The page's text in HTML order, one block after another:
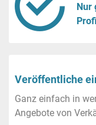
Nur
Veröffentliche
Ganz einfach in
Angebote von